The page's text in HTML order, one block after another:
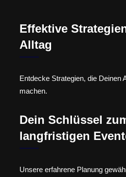
Effektive
Alltag
Entdecke Strategien, die Deinen
machen.
Dein Schlüssel
langfristigen
Unsere erfahrene Planung